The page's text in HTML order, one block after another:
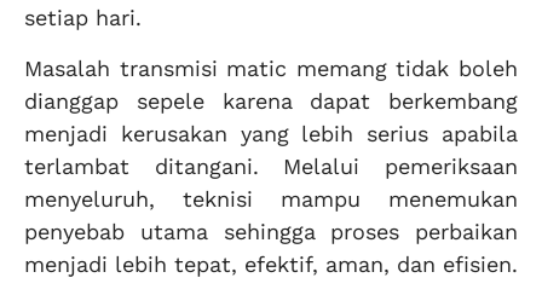
setiap hari.
Masalah transmisi matic memang tidak boleh
dianggap sepele karena dapat berkembang
menjadi kerusakan yang lebih serius apabila
terlambat ditangani. Melalui pemeriksaan
menyeluruh, teknisi mampu menemukan
penyebab utama sehingga proses perbaikan
menjadi lebih tepat, efektif, aman, dan efisien.